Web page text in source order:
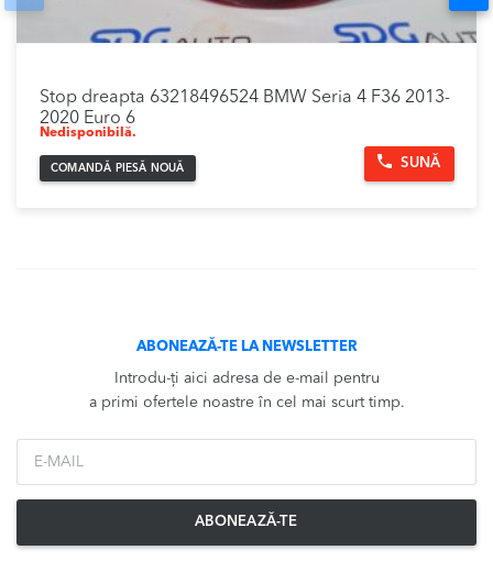
Stop dreapta 63218496524 BMW Seria 4 F36 2013-
2020 Euro 6
Nedisponibilă.
COMANDĂ PIESĂ NOUĂ SUNĂ
ABONEAZĂ-TE LA NEWSLETTER
Introdu-ți aici adresa de e-mail pentru
a primi ofertele noastre în cel mai scurt timp.
ABONEAZĂ-TE